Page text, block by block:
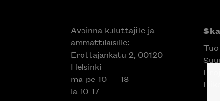
Avoinna kuluttajille ja
ammattilaisille:
Erottajankatu 2, 00120
Helsinki
ma-pe 10 — 18
la 10-17